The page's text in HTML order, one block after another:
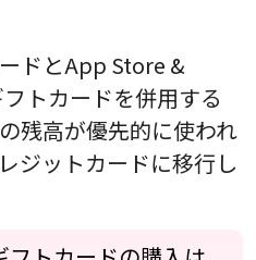
ドとApp Store &
トカードを併用する
残高が優先的に使われ
ジットカードに移行し